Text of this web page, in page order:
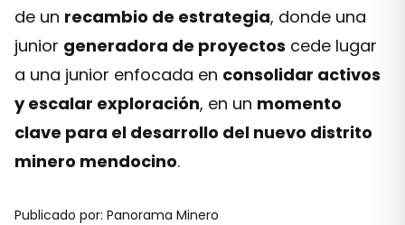
de un recambio de estrategia, donde una
junior generadora de proyectos cede lugar
a una junior enfocada en consolidar activos
y escalar exploración, en un momento
clave para el desarrollo del nuevo distrito
minero mendocino.
Publicado por: Panorama Minero